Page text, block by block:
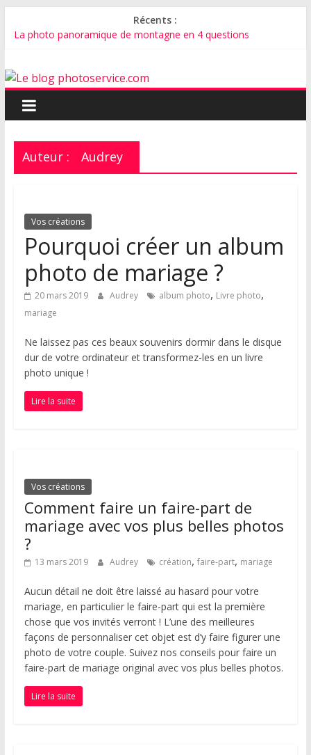
Récents :
La photo panoramique de montagne en 4 questions
photos ?
Comment bien photographier son chat ?
Comment photographier un bébé ?
Auteur : Audrey
Vos créations
Pourquoi créer un album
photo de mariage ?
20 mars 2019 Audrey album photo, Livre photo,
mariage
Ne laissez pas ces beaux souvenirs dormir dans le disque
dur de votre ordinateur et transformez-les en un livre
photo unique !
Lire la suite
Vos créations
Comment faire un faire-part de
mariage avec vos plus belles photos
?
13 mars 2019 Audrey création, faire-part, mariage
Aucun détail ne doit être laissé au hasard pour votre
mariage, en particulier le faire-part qui est la première
chose que vos invités verront ! L’une des meilleures
façons de personnaliser cet objet est d’y faire figurer une
photo de votre couple. Suivez nos conseils pour faire un
faire-part de mariage original avec vos plus belles photos.
Lire la suite